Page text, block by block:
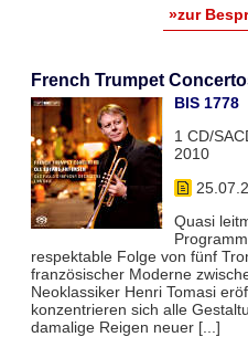
»zur
French Trumpet
BIS 1778
1 CD/
2010
Quasi
respektable Folge von fünf
französischer Moderne
Neoklassiker Henri Tomasi
konzentrieren sich alle
damalige Reigen neuer [...]